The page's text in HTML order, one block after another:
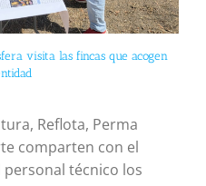
visita las fincas que acogen
Reflota, Perma
comparten con el
personal técnico los